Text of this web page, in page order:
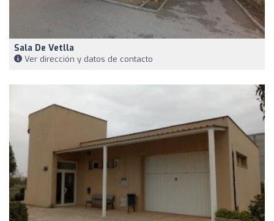
Sala De Vetlla
Ver dirección y datos de contacto